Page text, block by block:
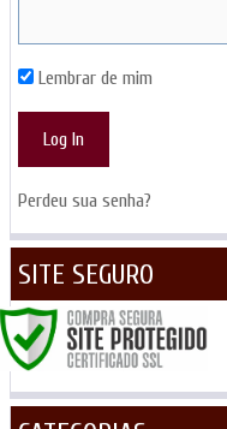
Lembrar de mim
Perdeu sua senha?
SITE SEGURO